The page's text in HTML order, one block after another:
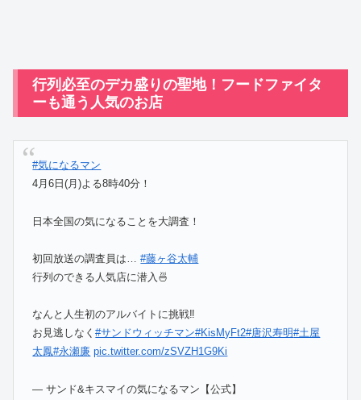
行列必至のデカ盛りの聖地！フードファイタ
ーも通う人気のお店
#気になるマン
4月6日(月)よる8時40分！
日本全国の気になることを大調査！
初回放送の調査員は…#藤ヶ谷太輔
行列のできる人気店に潜入🍜
なんと人生初のアルバイトに挑戦‼️
お見逃しなく#サンドウィッチマン#KisMyFt2#唐沢寿明#土屋
太鳳#永瀬廉 pic.twitter.com/zSVZH1G9Ki
— サンド&キスマイの気になるマン【公式】